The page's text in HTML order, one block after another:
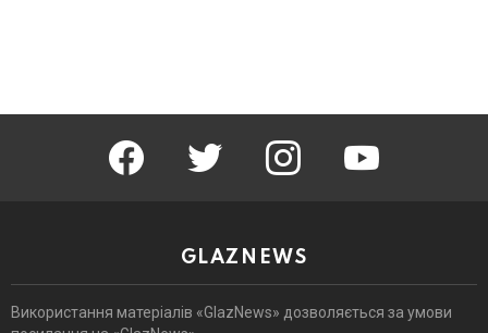
facebook twitter instagram youtube
GLAZNEWS
Використання матеріалів «GlazNews» дозволяється за умови